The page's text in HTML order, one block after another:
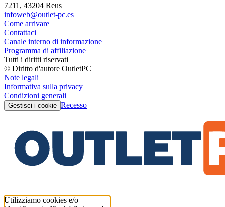
7211, 43204 Reus
infoweb@outlet-pc.es
Come arrivare
Contattaci
Canale interno di informazione
Programma di affiliazione
Tutti i diritti riservati
© Diritto d'autore OutletPC
Note legali
Informativa sulla privacy
Condizioni generali
Gestisci i cookie Recesso
Utilizziamo cookies e/o